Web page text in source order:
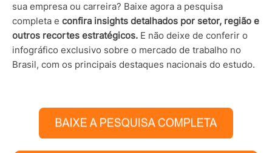
sua empresa ou carreira? Baixe agora a pesquisa
completa e confira insights detalhados por setor, região e
outros recortes estratégicos. E não deixe de conferir o
infográfico exclusivo sobre o mercado de trabalho no
Brasil, com os principais destaques nacionais do estudo.